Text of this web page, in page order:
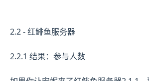
2.2 - 红鲱鱼服务器
2.2.1 结果：参与人数